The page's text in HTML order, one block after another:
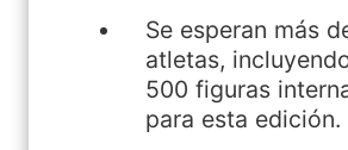
Se esperan más
atletas,
500 figuras
para esta edición.